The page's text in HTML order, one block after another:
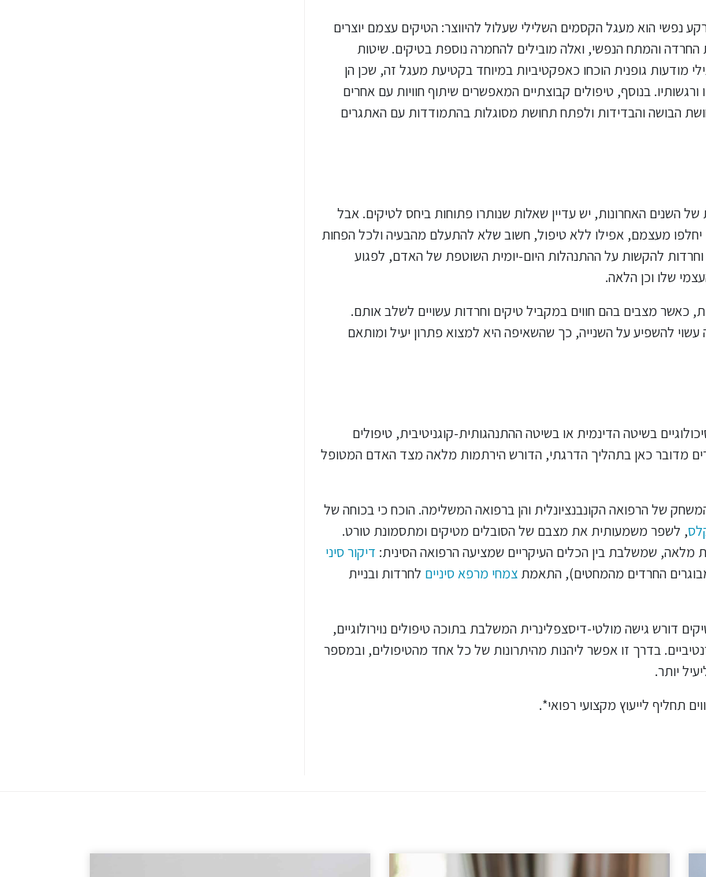
נפשי הוא מעגל הקסמים השלילי שעלול להיווצר: הטיקים עצמם יוצרים
והמתח הנפשי, ואלה מובילים להחמרה נוספת בטיקים. שיטות
מודעות גופנית הוכחו כאפקטיביות במיוחד בקטיעת מעגל זה, שכן הן
בנוסף, טיפולים קבוצתיים המאפשרים שיתוף חוויות עם אחרים
הבושה והבדידות ולפתח תחושת מסוגלות בהתמודדות עם האתגרים
השנים האחרונות, יש עדיין שאלות שנותרו פתוחות ביחס לטיקים. אבל
מעצמם, אפילו ללא טיפול, חשוב שלא להתעלם מהבעיה ולכל הפחות
וחרדות להקשות על ההתנהלות היום-יומית השוטפת של האדם, לפגוע
שלו וכן הלאה.
כאשר מצבים בהם חווים במקביל טיקים וחרדות עשויים לשלב אותם.
להשפיע על השנייה, כך שהשאיפה היא למצוא פתרון יעיל ומותאם
בשיטה הדינמית או בשיטה ההתנהגותית-קוגניטיבית, טיפולים
מדובר כאן בתהליך הדרגתי, הדורש הירתמות מלאה מצד האדם המטופל
של הרפואה הקונבנציונלית והן ברפואה המשלימה. הוכח כי בכוחה של
, לשפר משמעותית את מצבם של הסובלים מטיקים ומתסמונת טורט.
מלאה, שמשלבת בין הכלים העיקריים שמציעה הרפואה הסינית: דיקור סיני
החרדים מהמחטים), התאמת צמחי מרפא סיניים לחרדות ובניית
דורש גישה מולטי-דיסצפלינרית המשלבת בתוכה טיפולים נוירולוגיים,
בדרך זו אפשר ליהנות מהיתרונות של כל אחד מהטיפולים, ובמספר
יותר.
תחליף לייעוץ מקצועי רפואי*.